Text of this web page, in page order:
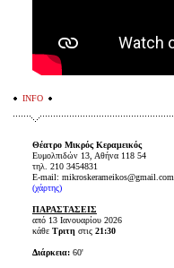
INFO
Θέατρο Μικρός Κεραμεικός
Ευμολπιδών 13, Αθήνα 118 54
τηλ. 210 3454831
E-mail: mikroskerameikos@gmail.com
(χάρτης)
ΠΑΡΑΣΤΑΣΕΙΣ
από 13 Ιανουαρίου 2026
κάθε Τριτη στις 21:30
Διάρκεια: 60'